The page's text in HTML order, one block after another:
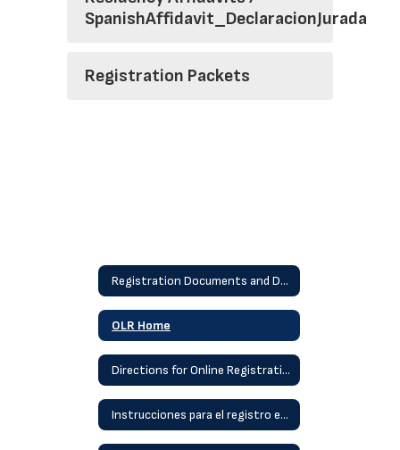
SpanishAffidavit_DeclaracionJurada
Registration Packets
Registration Documents and Details
OLR Home
Directions for Online Registration
Instrucciones para el registro en línea